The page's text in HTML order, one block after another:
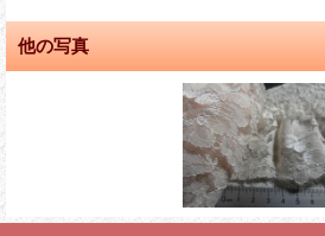
他の写真